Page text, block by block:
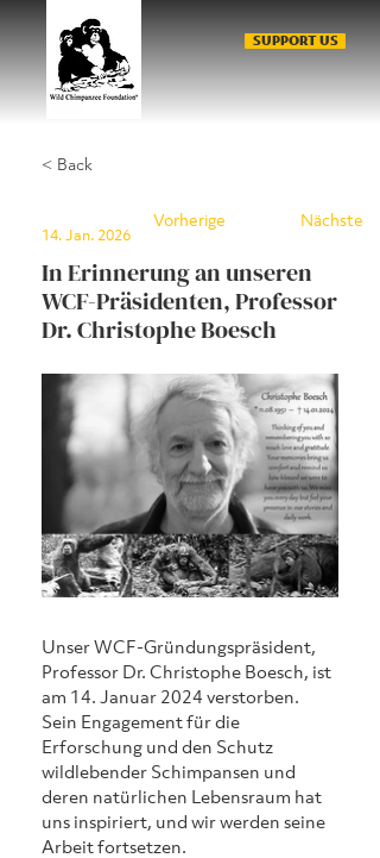
SUPPORT US
< Back
In Erinnerung an unseren
WCF-Präsidenten, Professor
Dr. Christophe Boesch
14. Jan. 2026
Vorherige Nächste
Unser WCF-Gründungspräsident,
Professor Dr. Christophe Boesch, ist
am 14. Januar 2024 verstorben.
Sein Engagement für die
Erforschung und den Schutz
wildlebender Schimpansen und
deren natürlichen Lebensraum hat
uns inspiriert, und wir werden seine
Arbeit fortsetzen.